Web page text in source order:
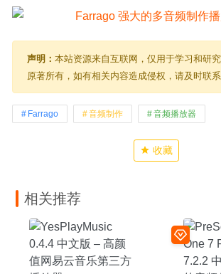
声明： 本站资源来自互联网，仅用于学习和研
原著所有，如有相关内容造成侵权，请及时联系
Farrago 音频制作 音频播放器
收藏
相关推荐